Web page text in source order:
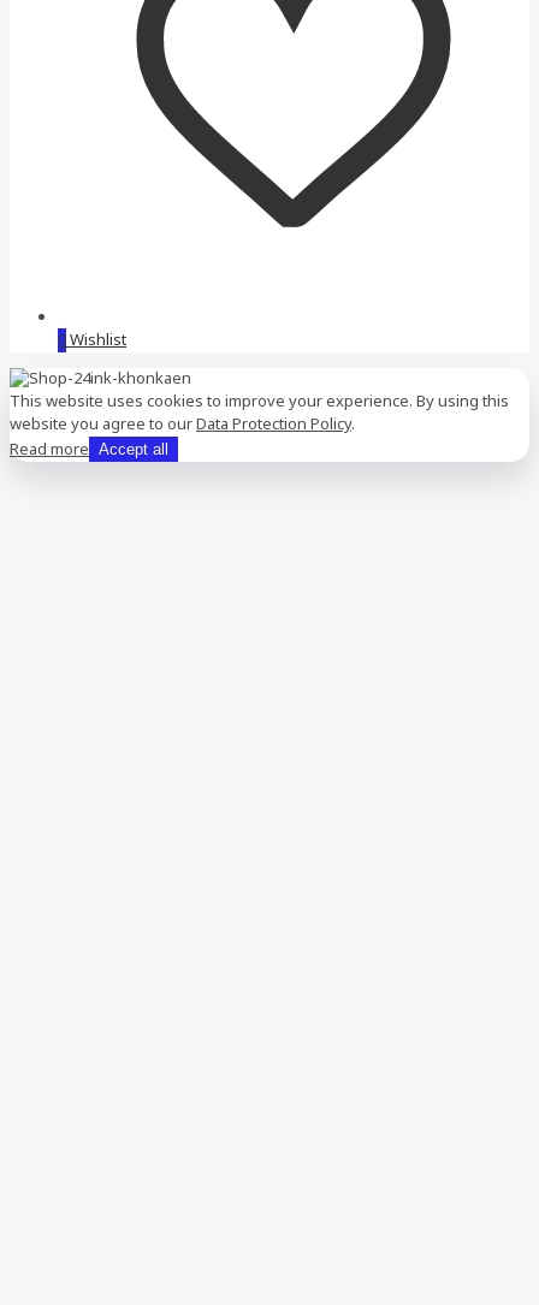
0Wishlist
This website uses cookies to improve your experience. By using this
website you agree to ourData Protection Policy.
Read more Accept all